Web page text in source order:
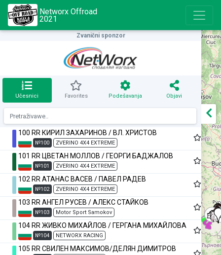
Networx Offroad
2021
Zvanični sponzor
Učesnici Favorites Podešavanja Objavi
100 RR КИРИЛ ЗАХАРИНОВ / ВЛ. ХРИСТОВ
№100 ZVERINO 4X4 EXTREME
101 RR ЦВЕТАН МОЛЛОВ / ГЕОРГИ БАДЖАЛОВ
№101 ZVERINO 4X4 EXTREME
102 RR АТАНАС ВАСЕВ / ПАВЕЛ РАДЕВ
№102 ZVERINO 4X4 EXTREME
103 RR АНГЕЛ РУСЕВ / АЛЕКС СТАЙКОВ
№103 Motor Sport Samokov
104 RR ЖИВКО МИХАЙЛОВ / ГЕРГАНА МИХАЙЛОВА
№104 NETWORX RACING
105 RR СВИЛЕН МАКСИМОВ/ДЕЛЯН ДИМИТРОВ